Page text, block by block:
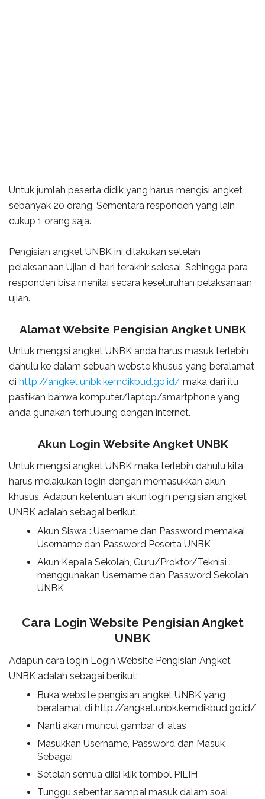
Untuk jumlah peserta didik yang harus mengisi angket
sebanyak 20 orang. Sementara responden yang lain
cukup 1 orang saja.
Pengisian angket UNBK ini dilakukan setelah
pelaksanaan Ujian di hari terakhir selesai. Sehingga para
responden bisa menilai secara keseluruhan pelaksanaan
ujian.
Alamat Website Pengisian Angket UNBK
Untuk mengisi angket UNBK anda harus masuk terlebih
dahulu ke dalam sebuah webste khusus yang beralamat
di http://angket.unbk.kemdikbud.go.id/ maka dari itu
pastikan bahwa komputer/laptop/smartphone yang
anda gunakan terhubung dengan internet.
Akun Login Website Angket UNBK
Untuk mengisi angket UNBK maka terlebih dahulu kita
harus melakukan login dengan memasukkan akun
khusus. Adapun ketentuan akun login pengisian angket
UNBK adalah sebagai berikut:
Akun Siswa : Username dan Password memakai
Username dan Password Peserta UNBK
Akun Kepala Sekolah, Guru/Proktor/Teknisi :
menggunakan Username dan Password Sekolah
UNBK
Cara Login Website Pengisian Angket
UNBK
Adapun cara login Login Website Pengisian Angket
UNBK adalah sebagai berikut:
Buka website pengisian angket UNBK yang
beralamat di http://angket.unbk.kemdikbud.go.id/
Nanti akan muncul gambar di atas
Masukkan Username, Password dan Masuk
Sebagai
Setelah semua diisi klik tombol PILIH
Tunggu sebentar sampai masuk dalam soal